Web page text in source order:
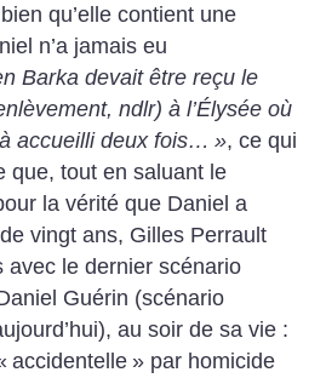
qu’elle contient une
n’a jamais eu
Barka devait être reçu le
ndlr) à l’Élysée où
accueilli deux fois… », ce qui
que, tout en saluant le
la vérité que Daniel a
vingt ans, Gilles Perrault
avec le dernier scénario
Guérin (scénario
au soir de sa vie :
accidentelle » par homicide